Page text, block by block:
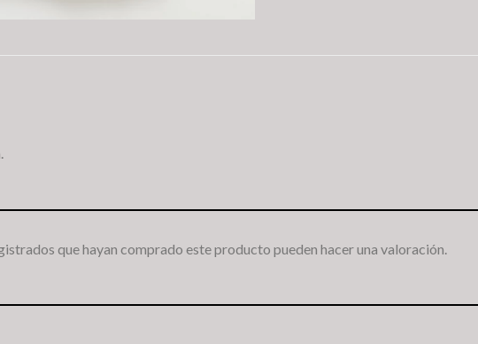
que hayan comprado este producto pueden hacer una valoración.